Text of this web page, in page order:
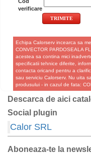
verificare
Echipa Calorserv incearca sa
CONVECTOR PARDOSEALA
acestea sa contina mici
specificatii tehnice diferite,
contacta oricand pentru a
sau serviciu Calorserv. Nu uita
produsului - in cazul de fata:
Descarca de aici
Social plugin
Calor SRL
Aboneaza-te la